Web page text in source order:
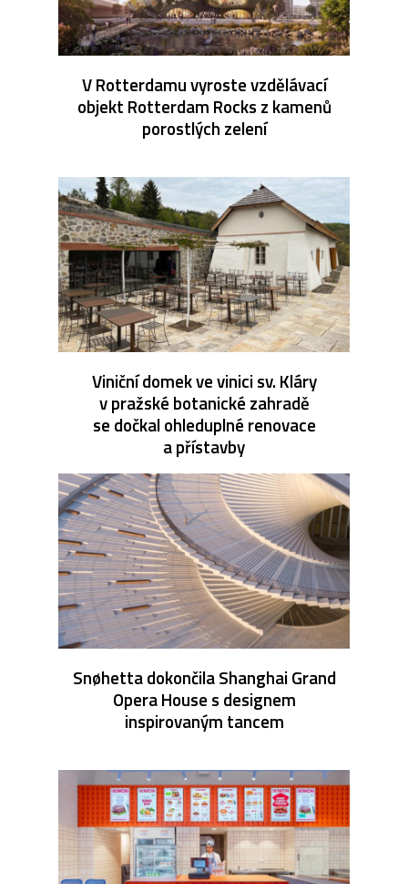
V Rotterdamu vyroste vzdělávací
objekt Rotterdam Rocks z kamenů
porostlých zelení
Viniční domek ve vinici sv. Kláry
v pražské botanické zahradě
se dočkal ohleduplné renovace
a přístavby
Snøhetta dokončila Shanghai Grand
Opera House s designem
inspirovaným tancem